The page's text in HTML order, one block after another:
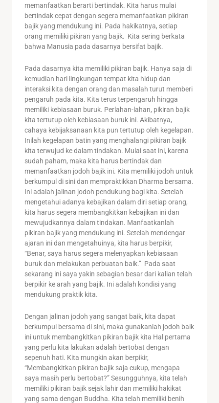
memanfaatkan berarti bertindak. Kita harus mulai
bertindak cepat dengan segera memanfaatkan pikiran
bajik yang mendukung ini. Pada hakikatnya, setiap
orang memiliki pikiran yang bajik. Kita sering berkata
bahwa Manusia pada dasarnya bersifat bajik.
Pada dasarnya kita memiliki pikiran bajik. Hanya saja di
kemudian hari lingkungan tempat kita hidup dan
interaksi kita dengan orang dan masalah turut memberi
pengaruh pada kita. Kita terus terpengaruh hingga
memiliki kebiasaan buruk. Perlahan-lahan, pikiran bajik
kita tertutup oleh kebiasaan buruk ini. Akibatnya,
cahaya kebijaksanaan kita pun tertutup oleh kegelapan.
Inilah kegelapan batin yang menghalangi pikiran bajik
kita terwujud ke dalam tindakan. Mulai saat ini, karena
sudah paham, maka kita harus bertindak dan
memanfaatkan jodoh bajik ini. Kita memiliki jodoh untuk
berkumpul di sini dan mempraktikkan Dharma bersama.
Ini adalah jalinan jodoh pendukung bagi kita. Setelah
mengetahui adanya kebajikan dalam diri setiap orang,
kita harus segera membangkitkan kebajikan ini dan
mewujudkannya dalam tindakan. Manfaatkanlah
pikiran bajik yang mendukung ini. Setelah mendengar
ajaran ini dan mengetahuinya, kita harus berpikir,
“Benar, saya harus segera melenyapkan kebiasaan
buruk dan melakukan perbuatan baik.” Pada saat
sekarang ini saya yakin sebagian besar dari kalian telah
berpikir ke arah yang bajik. Ini adalah kondisi yang
mendukung praktik kita.
Dengan jalinan jodoh yang sangat baik, kita dapat
berkumpul bersama di sini, maka gunakanlah jodoh baik
ini untuk membangkitkan pikiran bajik kita Hal pertama
yang perlu kita lakukan adalah bertobat dengan
sepenuh hati. Kita mungkin akan berpikir,
“Membangkitkan pikiran bajik saja cukup, mengapa
saya masih perlu bertobat?” Sesungguhnya, kita telah
memiliki pikiran bajik sejak lahir dan memiliki hakikat
yang sama dengan Buddha. Kita telah memiliki benih